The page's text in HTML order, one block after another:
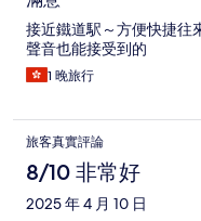
接近鐵道駅～方便快捷往
聲音也能接受到的
1 晚旅行
旅客真實評論
8/10 非常好
2025 年 4 月 10 日